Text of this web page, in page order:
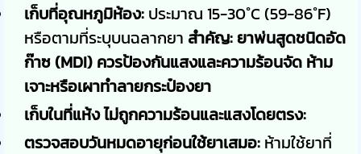
เก็บที่อุณหภูมิห้อง: ประมาณ 15-30°C (59-86°F)
หรือตามที่ระบุบนฉลากยา สำคัญ: ยาพ่นสูดชนิดอัด
ก๊าซ (MDI) ควรป้องกันแสงและความร้อนจัด ห้าม
เจาะหรือเผาทำลายกระป๋องยา
เก็บในที่แห้ง ไม่ถูกความร้อนและแสงโดยตรง:
ตรวจสอบวันหมดอายุก่อนใช้ยาเสมอ: ห้ามใช้ยาที่